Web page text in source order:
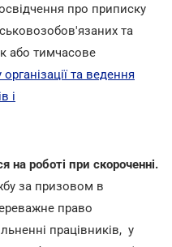
про приписку
та
або тимчасове
та ведення
і
роботі при скороченні.
за призовом в
право
працівників, у